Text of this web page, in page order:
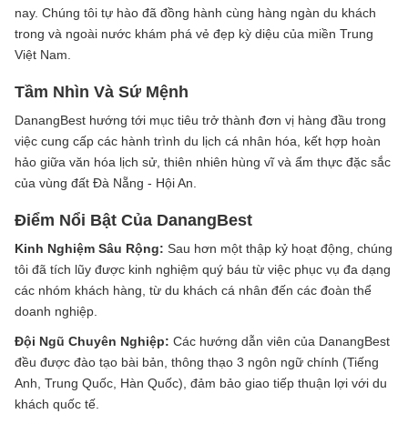
nay. Chúng tôi tự hào đã đồng hành cùng hàng ngàn du khách
trong và ngoài nước khám phá vẻ đẹp kỳ diệu của miền Trung
Việt Nam.
Tầm Nhìn Và Sứ Mệnh
DanangBest hướng tới mục tiêu trở thành đơn vị hàng đầu trong
việc cung cấp các hành trình du lịch cá nhân hóa, kết hợp hoàn
hảo giữa văn hóa lịch sử, thiên nhiên hùng vĩ và ẩm thực đặc sắc
của vùng đất Đà Nẵng - Hội An.
Điểm Nổi Bật Của DanangBest
Kinh Nghiệm Sâu Rộng: Sau hơn một thập kỷ hoạt động, chúng
tôi đã tích lũy được kinh nghiệm quý báu từ việc phục vụ đa dạng
các nhóm khách hàng, từ du khách cá nhân đến các đoàn thể
doanh nghiệp.
Đội Ngũ Chuyên Nghiệp: Các hướng dẫn viên của DanangBest
đều được đào tạo bài bản, thông thạo 3 ngôn ngữ chính (Tiếng
Anh, Trung Quốc, Hàn Quốc), đảm bảo giao tiếp thuận lợi với du
khách quốc tế.